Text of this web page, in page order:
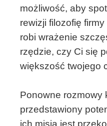
możliwość, aby
rewizji filozofię
robi wrażenie
rzędzie, czy Ci się
większość twojego
Ponowne rozmowy
przedstawiony
ich misją jest